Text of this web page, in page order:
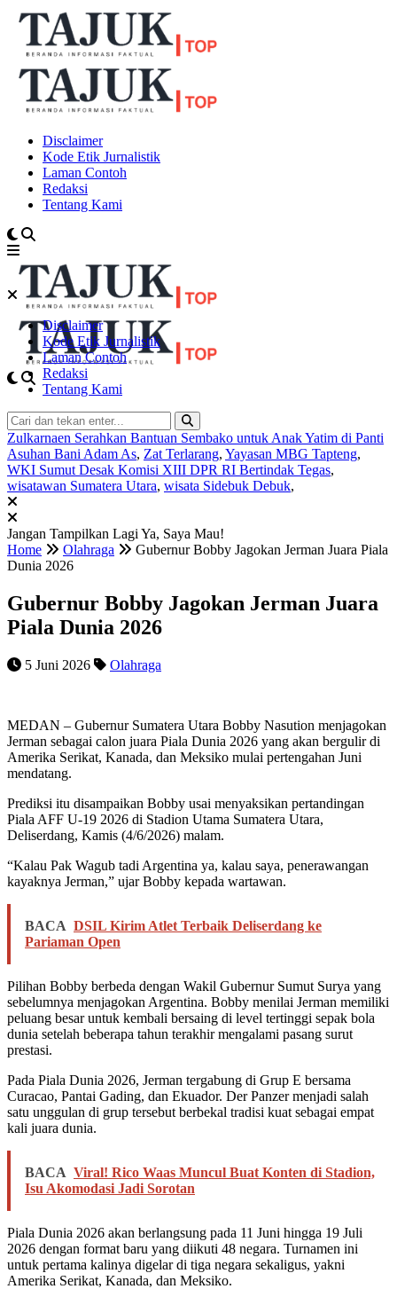
Disclaimer
Kode Etik Jurnalistik
Laman Contoh
Redaksi
Tentang Kami
Disclaimer
Kode Etik Jurnalistik
Laman Contoh
Redaksi
Tentang Kami
Zulkarnaen Serahkan Bantuan Sembako untuk Anak Yatim di Panti
Asuhan Bani Adam As, Zat Terlarang, Yayasan MBG Tapteng,
WKI Sumut Desak Komisi XIII DPR RI Bertindak Tegas,
wisatawan Sumatera Utara, wisata Sidebuk Debuk,
Jangan Tampilkan Lagi Ya, Saya Mau!
Home
Olahraga
Gubernur Bobby Jagokan Jerman Juara Piala
Dunia 2026
Gubernur Bobby Jagokan Jerman Juara
Piala Dunia 2026
5 Juni 2026 Olahraga
MEDAN – Gubernur Sumatera Utara Bobby Nasution menjagokan
Jerman sebagai calon juara Piala Dunia 2026 yang akan bergulir di
Amerika Serikat, Kanada, dan Meksiko mulai pertengahan Juni
mendatang.
Prediksi itu disampaikan Bobby usai menyaksikan pertandingan
Piala AFF U-19 2026 di Stadion Utama Sumatera Utara,
Deliserdang, Kamis (4/6/2026) malam.
“Kalau Pak Wagub tadi Argentina ya, kalau saya, penerawangan
kayaknya Jerman,” ujar Bobby kepada wartawan.
BACA DSIL Kirim Atlet Terbaik Deliserdang ke
Pariaman Open
Pilihan Bobby berbeda dengan Wakil Gubernur Sumut Surya yang
sebelumnya menjagokan Argentina. Bobby menilai Jerman memiliki
peluang besar untuk kembali bersaing di level tertinggi sepak bola
dunia setelah beberapa tahun terakhir mengalami pasang surut
prestasi.
Pada Piala Dunia 2026, Jerman tergabung di Grup E bersama
Curacao, Pantai Gading, dan Ekuador. Der Panzer menjadi salah
satu unggulan di grup tersebut berbekal tradisi kuat sebagai empat
kali juara dunia.
BACA Viral! Rico Waas Muncul Buat Konten di Stadion,
Isu Akomodasi Jadi Sorotan
Piala Dunia 2026 akan berlangsung pada 11 Juni hingga 19 Juli
2026 dengan format baru yang diikuti 48 negara. Turnamen ini
untuk pertama kalinya digelar di tiga negara sekaligus, yakni
Amerika Serikat, Kanada, dan Meksiko.